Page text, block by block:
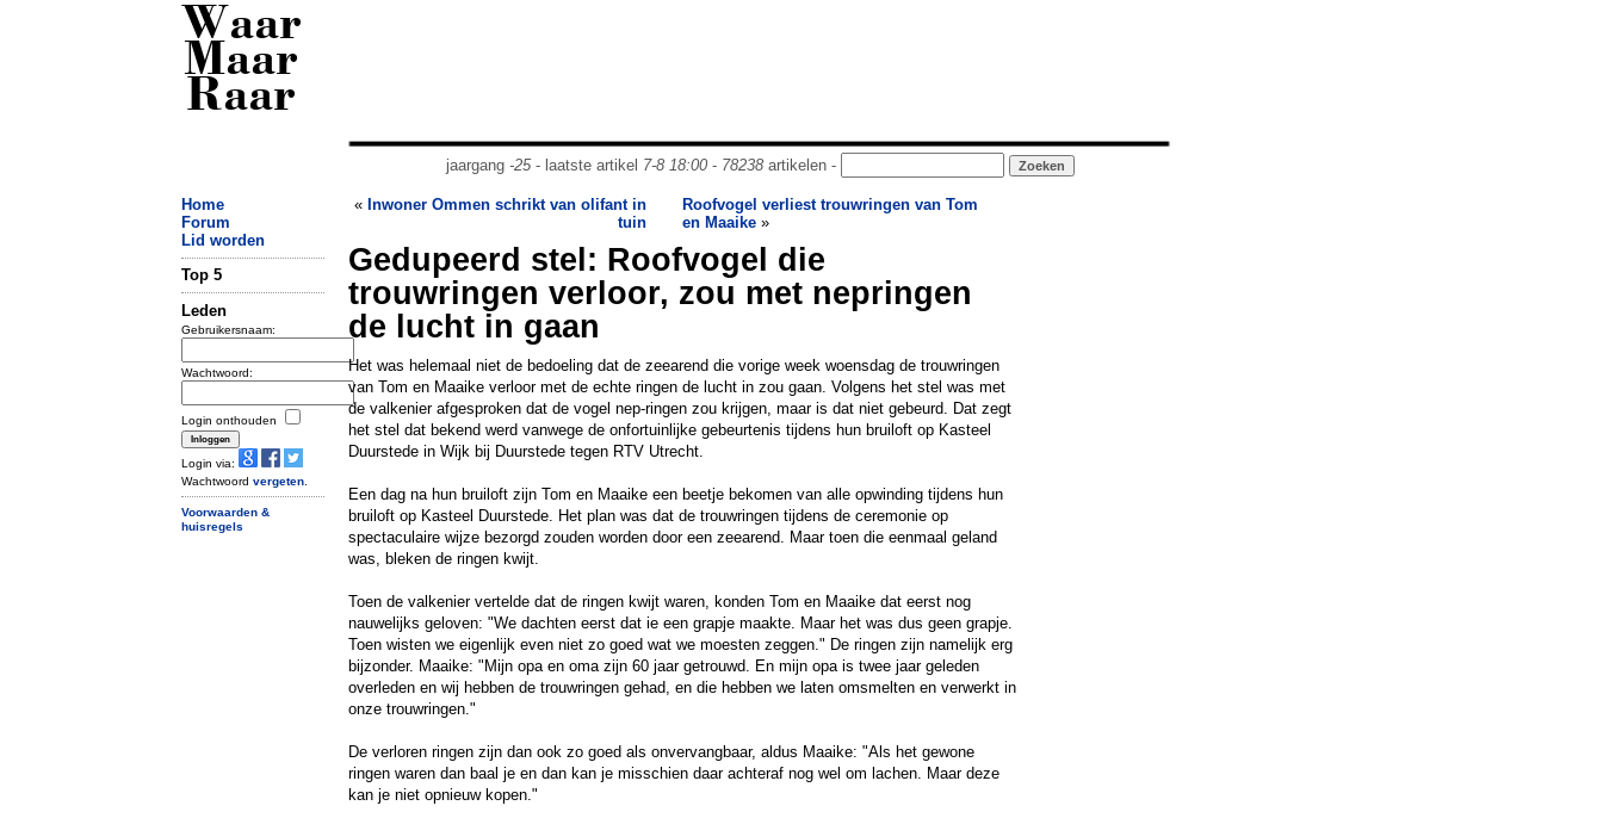
Waar
Maar
Raar
jaargang -25- laatste artikel 7-8 18:00- 78238artikelen -
Home
Forum
Lid worden
Top 5
Leden
Gebruikersnaam:
Wachtwoord:
Login onthouden
Login via:
Wachtwoord vergeten
Voorwaarden &
huisregels
« Inwoner Ommen schrikt van olifant in
tuin
Roofvogel verliest trouwringen van Tom
en Maaike »
Gedupeerd stel: Roofvogel die
trouwringen verloor, zou met nepringen
de lucht in gaan
Het was helemaal niet de bedoeling dat de zeearend die vorige week woensdag de trouwringen
van Tom en Maaike verloor met de echte ringen de lucht in zou gaan. Volgens het stel was met
de valkenier afgesproken dat de vogel nep-ringen zou krijgen, maar is dat niet gebeurd. Dat zegt
het stel dat bekend werd vanwege de onfortuinlijke gebeurtenis tijdens hun bruiloft op Kasteel
Duurstede in Wijk bij Duurstede tegen RTV Utrecht.
Een dag na hun bruiloft zijn Tom en Maaike een beetje bekomen van alle opwinding tijdens hun
bruiloft op Kasteel Duurstede. Het plan was dat de trouwringen tijdens de ceremonie op
spectaculaire wijze bezorgd zouden worden door een zeearend. Maar toen die eenmaal geland
was, bleken de ringen kwijt.
Toen de valkenier vertelde dat de ringen kwijt waren, konden Tom en Maaike dat eerst nog
nauwelijks geloven: "We dachten eerst dat ie een grapje maakte. Maar het was dus geen grapje.
Toen wisten we eigenlijk even niet zo goed wat we moesten zeggen." De ringen zijn namelijk erg
bijzonder. Maaike: "Mijn opa en oma zijn 60 jaar getrouwd. En mijn opa is twee jaar geleden
overleden en wij hebben de trouwringen gehad, en die hebben we laten omsmelten en verwerkt in
onze trouwringen."
De verloren ringen zijn dan ook zo goed als onvervangbaar, aldus Maaike: "Als het gewone
ringen waren dan baal je en dan kan je misschien daar achteraf nog wel om lachen. Maar deze
kan je niet opnieuw kopen."